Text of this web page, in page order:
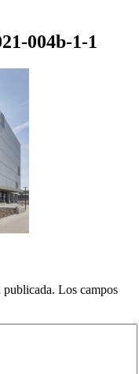
004b-1-1
publicada. Los campos